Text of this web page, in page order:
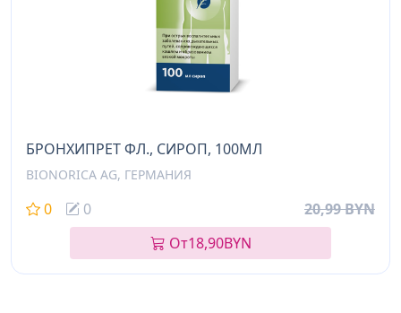
БРОНХИПРЕТ ФЛ., СИРОП, 100МЛ
BIONORICA AG, ГЕРМАНИЯ
0 0
20,99 BYN
От18,90BYN